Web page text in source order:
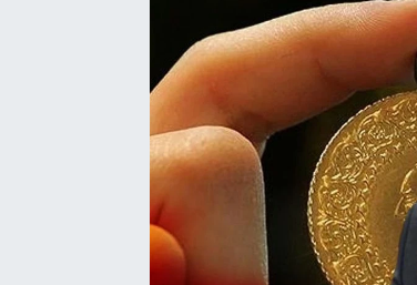
TEKNOLOJİ
YEREL YÖNETİMLER